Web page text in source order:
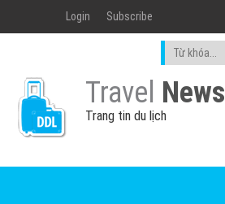
Login Subscribe
Travel News
Trang tin du lịch